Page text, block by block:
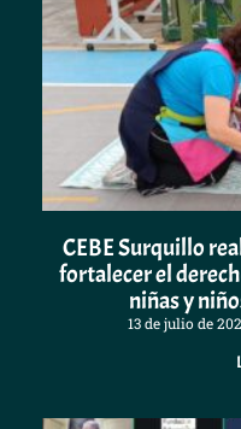
CEBE Surquillo
fortalecer el
niñas y
13 de julio de